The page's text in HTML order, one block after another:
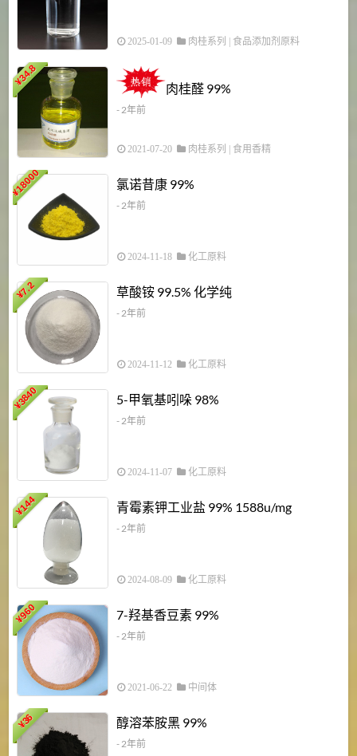
2025-01-09 肉桂系列 食品添加剂原料
¥
34.8
肉桂醛 99%
- 2年前
2021-07-20 肉桂系列 食用香精
¥
18000 氯诺昔康 99%
- 2年前
2024-11-18 化工原料
¥
7.2 草酸铵 99.5% 化学纯
- 2年前
2024-11-12 化工原料
¥
3840 5-甲氧基吲哚 98%
- 2年前
2024-11-07 化工原料
¥
144 青霉素钾工业盐 99% 1588u/mg
- 2年前
2024-08-09 化工原料
¥
960 7-羟基香豆素 99%
- 2年前
2021-06-22 中间体
¥
36 醇溶苯胺黑 99%
- 2年前